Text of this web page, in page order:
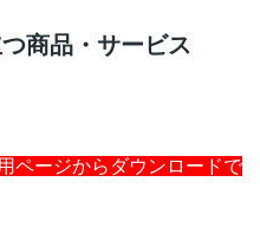
商品・サービス
ページからダウンロードで